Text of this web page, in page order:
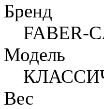
Бренд
FABER-
Модель
Вес